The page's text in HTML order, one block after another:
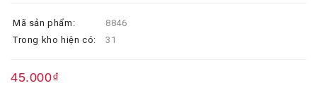
Mã sản phẩm:
8846
Trong kho hiện có:
31
45.000₫